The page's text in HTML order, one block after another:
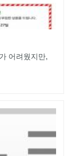
어려웠지만,